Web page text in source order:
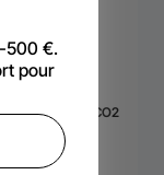
laser CO2
500 €.
pour